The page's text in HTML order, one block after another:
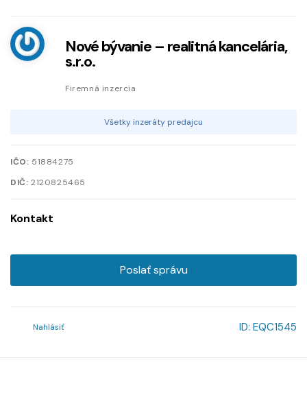
Nové bývanie – realitná kancelária,
s.r.o.
Firemná inzercia
Všetky inzeráty predajcu
IČO: 51884275
DIČ: 2120825465
Kontakt
Poslať správu
Nahlásiť ID: EQC1545